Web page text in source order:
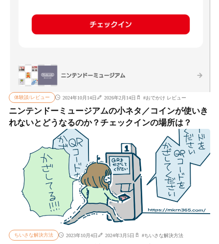
体験談/レビュー 2024年10月14日 2026年2月14日 #おでかけ レビュー
ニンテンドーミュージアムの小ネタ／コインが使いき
れないとどうなるのか？チェックインの場所は？
ちいさな解決方法 2023年10月4日 2024年3月5日 #ちいさな解決方法